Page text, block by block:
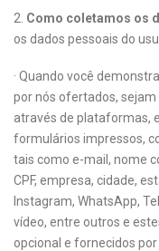
2. Como coletamos os
os dados pessoais do
· Quando você
por nós ofertados, sejam
através de plataformas,
formulários impressos,
tais como e-mail, nome
CPF, empresa, cidade,
Instagram, WhatsApp,
vídeo, entre outros e
opcional e fornecidos